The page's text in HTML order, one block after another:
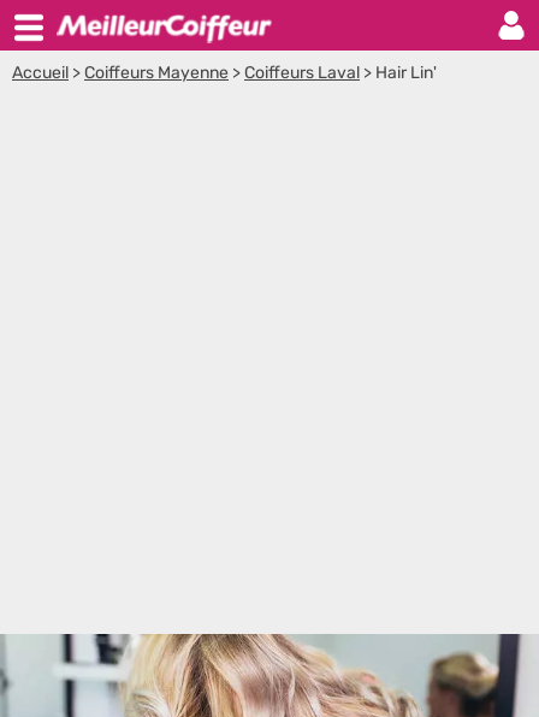
Accueil >Coiffeurs Mayenne >Coiffeurs Laval > Hair Lin'